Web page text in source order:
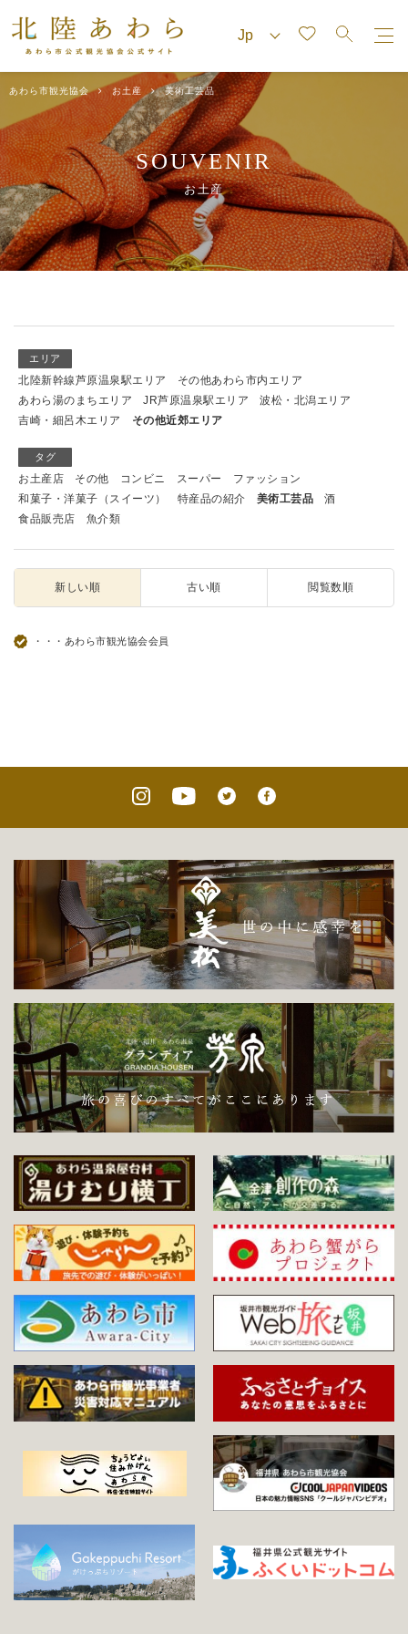
あわら市観光協会 お土産 美術工芸品
SOUVENIR
お土産
エリア
北陸新幹線芦原温泉駅エリア
その他あわら市内エリア
あわら湯のまちエリア
JR芦原温泉駅エリア
波松・北潟エリア
吉崎・細呂木エリア
その他近郊エリア
タグ
お土産店 その他 コンビニ スーパー
ファッション
和菓子・洋菓子（スイーツ）
特産品の紹介 美術工芸品
酒
食品販売店
魚介類
新しい順 古い順 閲覧数順
・・・あわら市観光協会会員